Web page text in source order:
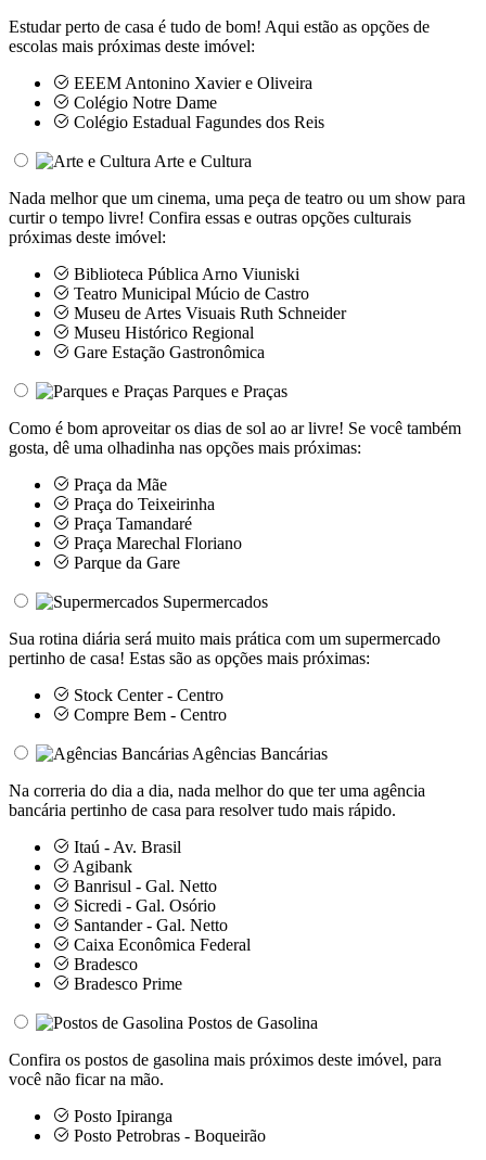
Estudar perto de casa é tudo de bom! Aqui estão as opções de
escolas mais próximas deste imóvel:
EEEM Antonino Xavier e Oliveira
Colégio Notre Dame
Colégio Estadual Fagundes dos Reis
Arte e Cultura
Nada melhor que um cinema, uma peça de teatro ou um show para
curtir o tempo livre! Confira essas e outras opções culturais
próximas deste imóvel:
Biblioteca Pública Arno Viuniski
Teatro Municipal Múcio de Castro
Museu de Artes Visuais Ruth Schneider
Museu Histórico Regional
Gare Estação Gastronômica
Parques e Praças
Como é bom aproveitar os dias de sol ao ar livre! Se você também
gosta, dê uma olhadinha nas opções mais próximas:
Praça da Mãe
Praça do Teixeirinha
Praça Tamandaré
Praça Marechal Floriano
Parque da Gare
Supermercados
Sua rotina diária será muito mais prática com um supermercado
pertinho de casa! Estas são as opções mais próximas:
Stock Center - Centro
Compre Bem - Centro
Agências Bancárias
Na correria do dia a dia, nada melhor do que ter uma agência
bancária pertinho de casa para resolver tudo mais rápido.
Itaú - Av. Brasil
Agibank
Banrisul - Gal. Netto
Sicredi - Gal. Osório
Santander - Gal. Netto
Caixa Econômica Federal
Bradesco
Bradesco Prime
Postos de Gasolina
Confira os postos de gasolina mais próximos deste imóvel, para
você não ficar na mão.
Posto Ipiranga
Posto Petrobras - Boqueirão